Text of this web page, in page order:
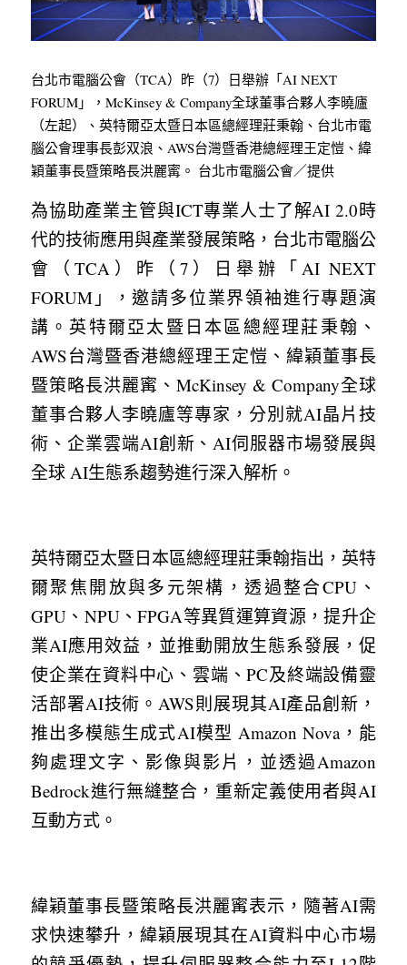
台北市電腦公會（TCA）昨（7）日舉辦「AI NEXT
FORUM」，McKinsey & Company全球董事合夥人李曉廬
（左起）、英特爾亞太暨日本區總經理莊秉翰、台北市電
腦公會理事長彭双浪、AWS台灣暨香港總經理王定愷、緯
穎董事長暨策略長洪麗寗。 台北市電腦公會／提供
為協助產業主管與ICT專業人士了解AI 2.0時
代的技術應用與產業發展策略，台北市電腦公
會（TCA）昨（7）日舉辦「AI NEXT
FORUM」，邀請多位業界領袖進行專題演
講。英特爾亞太暨日本區總經理莊秉翰、
AWS台灣暨香港總經理王定愷、緯穎董事長
暨策略長洪麗寗、McKinsey & Company全球
董事合夥人李曉廬等專家，分別就AI晶片技
術、企業雲端AI創新、AI伺服器市場發展與
全球 AI生態系趨勢進行深入解析。
英特爾亞太暨日本區總經理莊秉翰指出，英特
爾聚焦開放與多元架構，透過整合CPU、
GPU、NPU、FPGA等異質運算資源，提升企
業AI應用效益，並推動開放生態系發展，促
使企業在資料中心、雲端、PC及終端設備靈
活部署AI技術。AWS則展現其AI產品創新，
推出多模態生成式AI模型 Amazon Nova，能
夠處理文字、影像與影片，並透過Amazon
Bedrock進行無縫整合，重新定義使用者與AI
互動方式。
緯穎董事長暨策略長洪麗寗表示，隨著AI需
求快速攀升，緯穎展現其在AI資料中心市場